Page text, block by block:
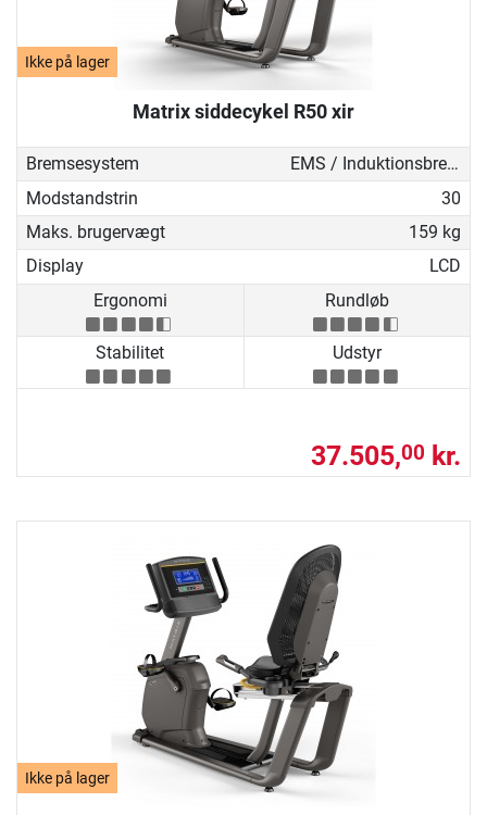
Ikke på lager
Matrix siddecykel R50 xir
Bremsesystem
EMS / Induktionsbremse
Modstandstrin
30
Maks. brugervægt
159 kg
Display
LCD
Ergonomi
Rundløb
Stabilitet Udstyr
37.505,00 kr.
Ikke på lager